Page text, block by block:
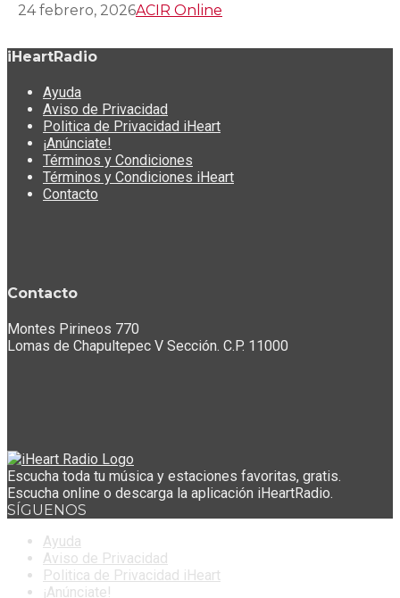
24 febrero, 2026ACIR Online
iHeartRadio
Ayuda
Aviso de Privacidad
Politica de Privacidad iHeart
¡Anúnciate!
Términos y Condiciones
Términos y Condiciones iHeart
Contacto
Contacto
Montes Pirineos 770
Lomas de Chapultepec V Sección. C.P. 11000
Escucha toda tu música y estaciones favoritas, gratis.
Escucha online o descarga la aplicación iHeartRadio.
SÍGUENOS
Ayuda
Aviso de Privacidad
Politica de Privacidad iHeart
¡Anúnciate!